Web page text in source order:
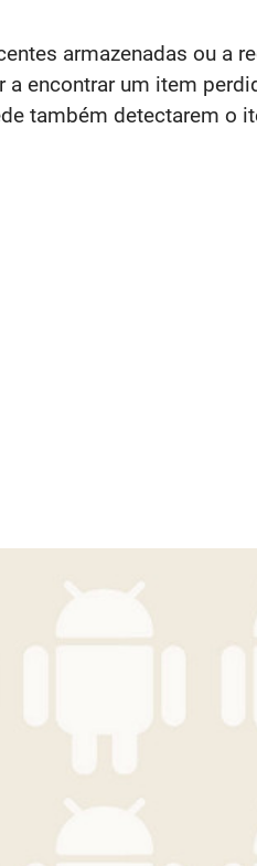
armazenadas ou a
encontrar um item
também detectarem o